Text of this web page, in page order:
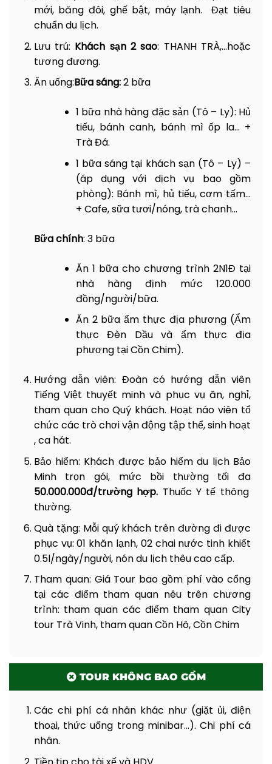
8h45: Đến Cồn Chim, chuyến hành trình thú
vị bắt đầu:
Đoàn“check-in” tại cổng làng
Bắt đầu tour tham quan khám phá cồn
đạp trên con đường quê yên bình tận
hưởng bầu không khí trong lành với các
điểm tham quan:
Nhận xe đạpvà đạp xe trải nghiệm cảnh
quan Cồn Chim, Con đường dừa, vuông
nuôi tôm cua – triết lý thuận thiên “Con
tôm ôm cây lúa”.
thức sương sâm và nước giải nhiệt thảo
và check in không gian miền quê Nam Bộ.
Nghe thuyết minh về lịch sử hình thành
cồn Chim và hoạt động du lịch cộng đồng
tự thân của những người dân nơi đầu
sóng ngọn gió.
Điểm 2:điểm đến mới –
thức mật ngọt từ tổ ong chính thông, nếu
yêu thích có thể mua về để tặng cho
người thân và bạn bè của mình.
Điểm 3:Trải nghiệm cảm giácCâu Tôm
của người nông dân truyền thống (1 cần
câu/ 1người), nếu cảm thấy yêu thích
cũng có thể mua những chú tôm này.
Điểm 4:Trải nghiệmcon đường dừavà
thưởng thức nước dừa tươi được trồng
trên cù lao nước lợ.
Điểm 5:Du khách sẽ được trải nghiệm tự
tay làm và thưởng thứcBánh lá nước
Điểm 6: Trải nghiệm cáctrò chơi dân gian
ký ức tuổi thơ và đặc biệt tham gia trò
chơi đua cua có một không hai ở đồng
bằng sông Cửu Long (ngoài ra còn có các
tùy số lượng người sẽ tố chức thêm nhiều
chương trình nhiều hay ít) do chính
người nông dân ở đây tổ chức.
Trưa : Điểm 7: Quý khách dùng bữa trưa tại
đây với các món ăn đặc sản vùng miền (Gỏi
bông ban, Tôm hấp, Cá lóc hấp bầu, Gà ram,
mới, băng đôi, ghế bật, máy lạnh. Đạt tiêu
chuẩn du lịch.
Lưu trú: Khách sạn 2 sao: THANH TRÀ,…hoặc
tương đương.
Ăn uống:Bữa sáng:2 bữa
1 bữa nhà hàng đặc sản (Tô – Ly): Hủ
tiếu, bánh canh, bánh mì ốp la… +
Trà Đá.
1 bữa sáng tại khách sạn (Tô – Ly) –
(áp dụng với dịch vụ bao gồm
phòng): Bánh mì, hủ tiếu, cơm tấm…
+ Cafe, sữa tươi/nóng, trà chanh…
Bữa chính: 3 bữa
Ăn 1 bữa cho chương trình 2N1Đ tại
nhà hàng định mức 120.000
đồng/người/bữa.
Ăn 2 bữa ẩm thực địa phương (Ẩm
thực Đèn Dầu và ẩm thực địa
phương tại Cồn Chim).
Hướng dẫn viên: Đoàn có hướng dẫn viên
Tiếng Việt thuyết minh và phục vụ ăn, nghỉ,
tham quan cho Quý khách. Hoạt náo viên tổ
chức các trò chơi vận động tập thể, sinh hoạt
, ca hát.
Bảo hiểm: Khách được bảo hiểm du lịch Bảo
Minh trọn gói, mức bồi thường tối đa
50.000.000đ/trường hợp. Thuốc Y tế thông
thường.
Quà tặng: Mỗi quý khách trên đường đi được
phục vụ: 01 khăn lạnh, 02 chai nước tinh khiết
0.5l/ngày/người, nón du lịch thêu cao cấp.
Tham quan: Giá Tour bao gồm phí vào cổng
tại các điểm tham quan nêu trên chương
trình: tham quan các điểm tham quan City
tour Trà Vinh, tham quan Cồn Hô, Cồn Chim
TOUR KHÔNG BAO GỒM
Các chi phí cá nhân khác như (giặt ủi, điện
thoại, thức uống trong minibar…). Chi phí cá
nhân.